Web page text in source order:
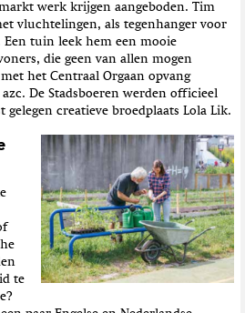
werk krijgen aangeboden. Tim
vluchtelingen, als tegenhanger voor
Een tuin leek hem een mooie
die geen van allen mogen
het Centraal Orgaan opvang
De Stadsboeren werden officieel
gelegen creatieve broedplaats Lola Lik.
te